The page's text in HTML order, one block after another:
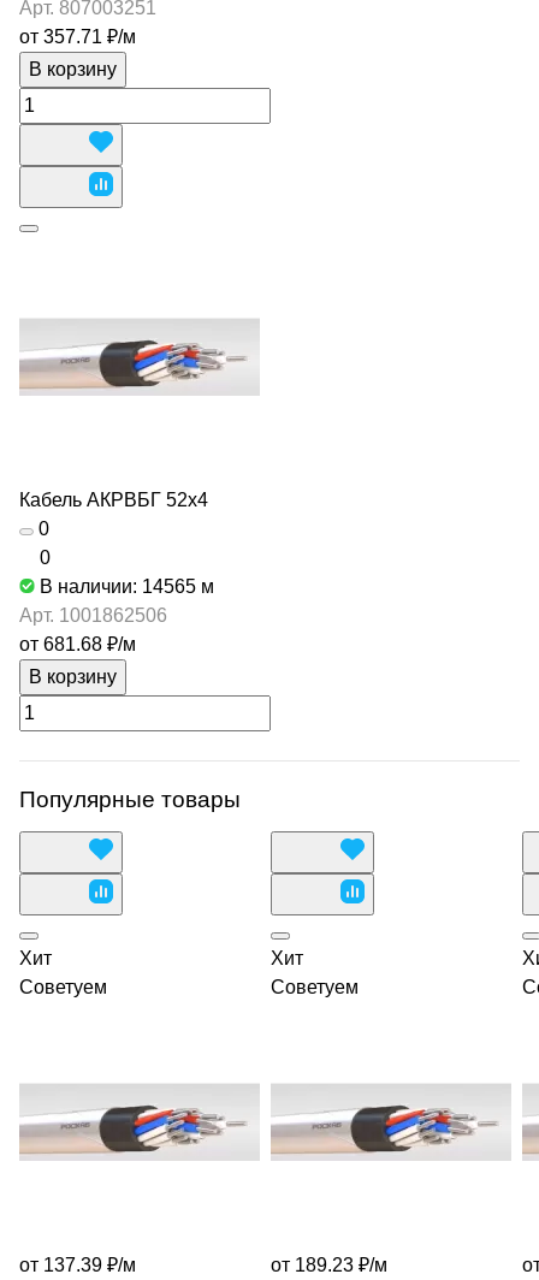
Арт. 807003251
от 357.71 ₽/м
В корзину
Кабель АКРВБГ 52х4
0
0
В наличии: 14565 м
Арт. 1001862506
от 681.68 ₽/м
В корзину
Популярные товары
Хит
Советуем
от 137.39 ₽/м
Хит
Советуем
от 189.23 ₽/м